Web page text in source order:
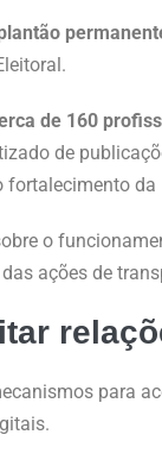
de 160
de
fortalecimento da
o
ações de
para